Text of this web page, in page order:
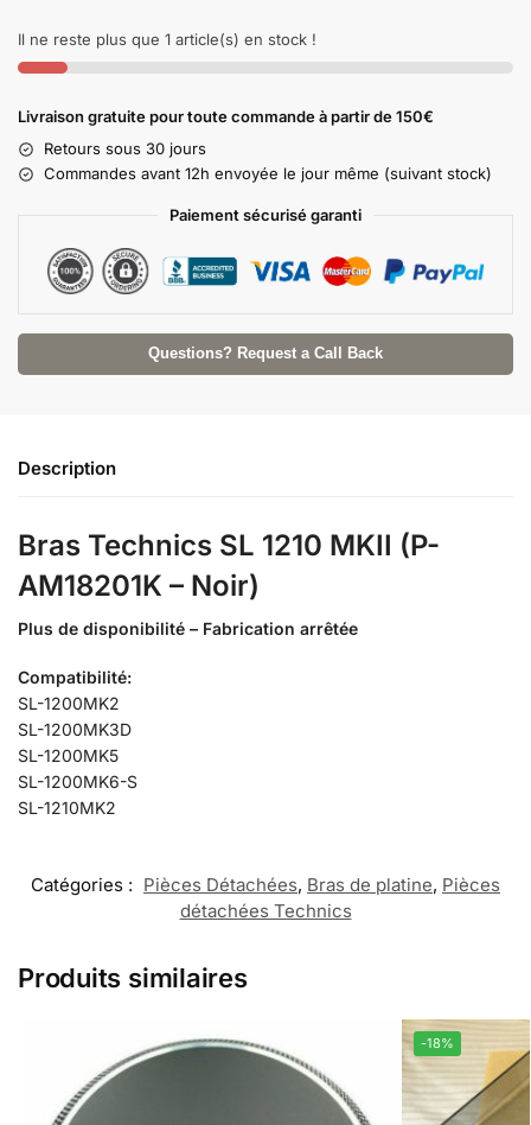
v
Il ne reste plus que 1 article(s) en stock !
Livraison gratuite pour toute commande à partir de 150€
Retours sous 30 jours
Commandes avant 12h envoyée le jour même (suivant stock)
Paiement sécurisé garanti
Questions? Request a Call Back
Description
Bras Technics SL 1210 MKII (P-
AM18201K – Noir)
Plus de disponibilité – Fabrication arrêtée
Compatibilité:
SL-1200MK2
SL-1200MK3D
SL-1200MK5
SL-1200MK6-S
SL-1210MK2
Catégories : Pièces Détachées, Bras de platine, Pièces
détachées Technics
Produits similaires
-18%